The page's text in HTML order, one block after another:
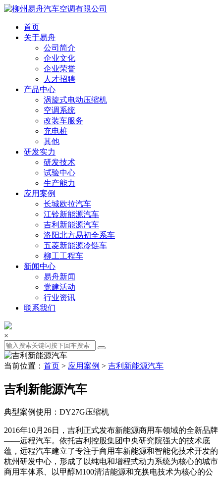
首页
关于易舟
公司简介
企业文化
企业荣誉
人才招聘
产品中心
涡旋式电动压缩机
空调系统
改装车服务
充电桩
其他
研发实力
研发技术
试验中心
生产能力
应用案例
长城欧拉汽车
江铃新能源汽车
吉利新能源汽车
洛阳北方易初全系车
五菱新能源冷链车
柳工工程车
新闻中心
易舟新闻
党建活动
行业资讯
联系我们
×
当前位置： 首页 > 应用案例 > 吉利新能源汽车
吉利新能源汽车
典型案例使用：DY27G压缩机
2016年10月26日，吉利正式发布新能源商用车领域的全新品牌
——远程汽车。依托吉利控股集团中央研究院强大的技术底
蕴，远程汽车建立了专注于商用车新能源和智能化技术开发的
杭州研发中心，形成了以纯电和增程式动力系统为核心的城市
商用车体系、以甲醇M100清洁能源和充换电技术为核心的公